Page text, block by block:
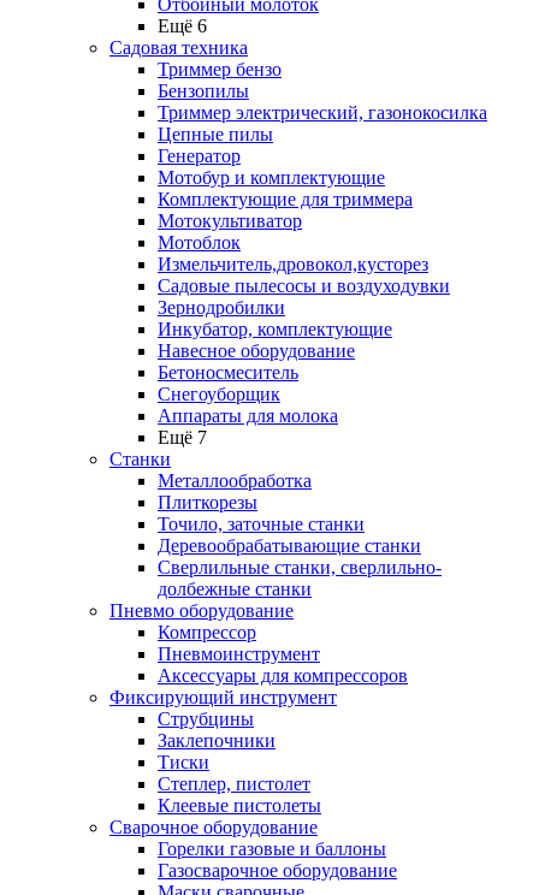
Отбойный молоток
Ещё 6
Садовая техника
Триммер бензо
Бензопилы
Триммер электрический, газонокосилка
Цепные пилы
Генератор
Мотобур и комплектующие
Комплектующие для триммера
Мотокультиватор
Мотоблок
Измельчитель,дровокол,кусторез
Садовые пылесосы и воздуходувки
Зернодробилки
Инкубатор, комплектующие
Навесное оборудование
Бетоносмеситель
Снегоуборщик
Аппараты для молока
Ещё 7
Станки
Металлообработка
Плиткорезы
Точило, заточные станки
Деревообрабатывающие станки
Сверлильные станки, сверлильно-
долбежные станки
Пневмо оборудование
Компрессор
Пневмоинструмент
Аксессуары для компрессоров
Фиксирующий инструмент
Струбцины
Заклепочники
Тиски
Степлер, пистолет
Клеевые пистолеты
Сварочное оборудование
Горелки газовые и баллоны
Газосварочное оборудование